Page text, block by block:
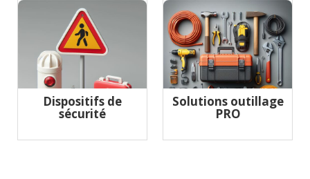
Dispositifs de
sécurité
Solutions outillage
PRO